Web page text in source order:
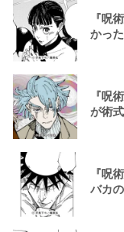
『呪
かっ
『呪
が術
『呪
バカ